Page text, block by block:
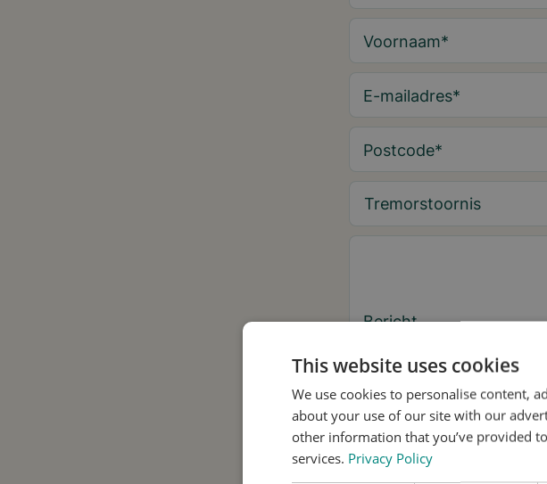
Voornaam*
E-mailadres*
Postcode*
Bericht
Ja, ik wil tips over de
This website uses cookies
We use cookies to personalise content,
about your use of our site with our
other information that you’ve provided
services. Privacy Policy